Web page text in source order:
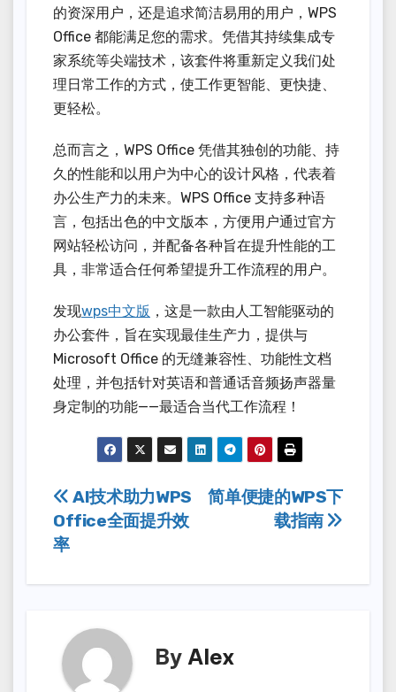
的资深用户，还是追求简洁易用的用户，WPS
Office 都能满足您的需求。凭借其持续集成专
家系统等尖端技术，该套件将重新定义我们处
理日常工作的方式，使工作更智能、更快捷、
更轻松。
总而言之，WPS Office 凭借其独创的功能、持
久的性能和以用户为中心的设计风格，代表着
办公生产力的未来。WPS Office 支持多种语
言，包括出色的中文版本，方便用户通过官方
网站轻松访问，并配备各种旨在提升性能的工
具，非常适合任何希望提升工作流程的用户。
发现wps中文版 ，这是一款由人工智能驱动的
办公套件，旨在实现最佳生产力，提供与
Microsoft Office 的无缝兼容性、功能性文档
处理，并包括针对英语和普通话音频扬声器量
身定制的功能——最适合当代工作流程！
Post
navigation
简单便捷的WPS下
载指南
AI技术助力WPS
Office全面提升效
率
By Alex